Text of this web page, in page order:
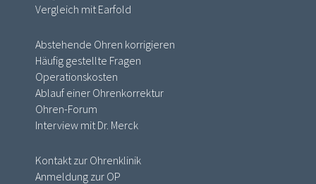
Vergleich mit Earfold
Abstehende Ohren korrigieren
Häufig gestellte Fragen
Operationskosten
Ablauf einer Ohrenkorrektur
Ohren-Forum
Interview mit Dr. Merck
Kontakt zur Ohrenklinik
Anmeldung zur OP